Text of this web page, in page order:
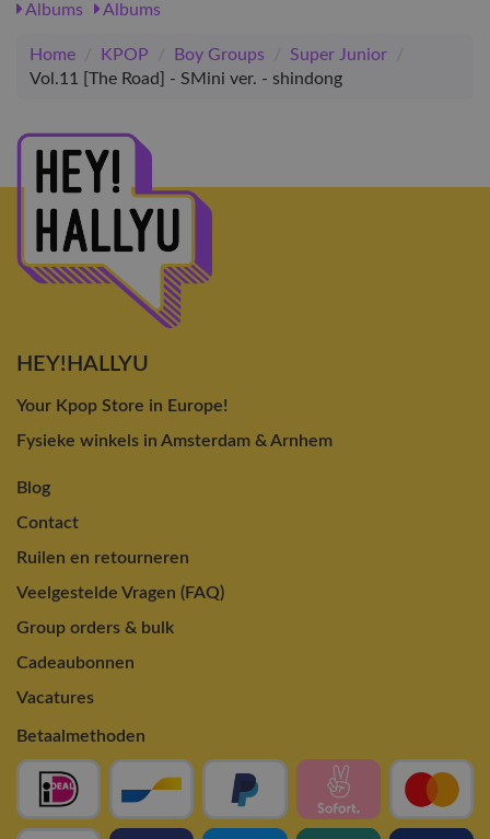
Albums
Albums
Home / KPOP / Boy Groups / Super Junior
/
Vol.11 [The Road] - SMini ver. - shindong
HEY!HALLYU
Your Kpop Store in Europe!
Fysieke winkels in Amsterdam & Arnhem
Blog
Contact
Ruilen en retourneren
Veelgestelde Vragen (FAQ)
Group orders & bulk
Cadeaubonnen
Vacatures
Betaalmethoden